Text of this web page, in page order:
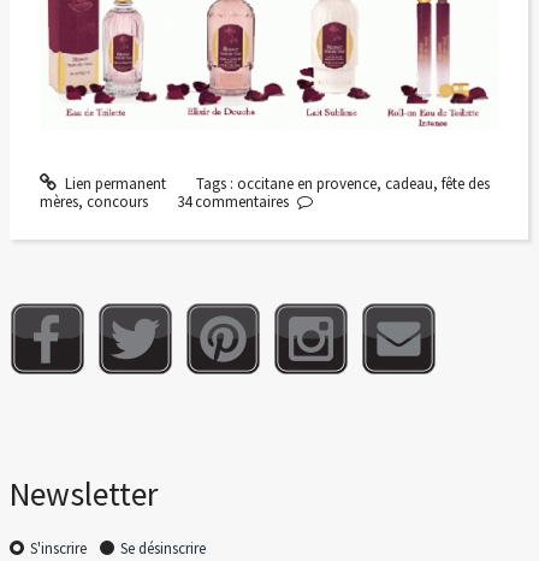
Lien permanent Tags : occitane en provence, cadeau, fête des
mères, concours 34commentaires
Newsletter
S'inscrire Se désinscrire